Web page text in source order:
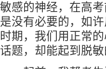
敏感的神经，在高
是没有必要的，如
时期，我们用正常
话题，却能起到脱敏